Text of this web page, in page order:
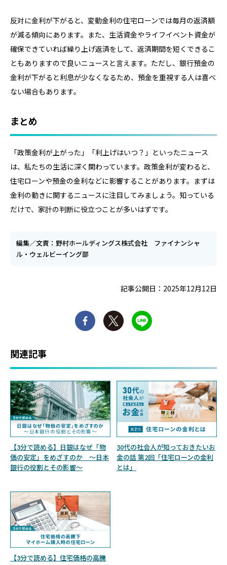
反対に金利が下がると、変動金利の住宅ローンでは毎月の返済額
が減る傾向にあります。また、生活資金やライフイベント資金が
確保できていれば繰り上げ返済をして、返済期間を短くできるこ
ともありますので良いニュースと言えます。ただし、銀行預金の
金利が下がると利息が少なくなるため、預金を重視する人は喜べ
ない場合もあります。
まとめ
「政策金利が上がった」「利上げはいつ？」といったニュース
は、私たちの生活に深く関わっています。政策金利が変わると、
住宅ローンや預金の金利などに影響することがあります。まずは
金利の動きに関するニュースに注目してみましょう。知っている
だけで、家計の判断に役立つことが多いはずです。
編集／文責：野村ホールディングス株式会社 ファイナンシャ
ル・ウェルビーイング部
記事公開日：2025年12月12日
関連記事
【3分で読める】日銀はなぜ「物
価の安定」をめざすのか ～日本
銀行の役割とその影響～
30代の社会人が知っておきたいお
金の話 第2回「住宅ローンの金利
とは」
【3分で読める】住宅価格の高騰